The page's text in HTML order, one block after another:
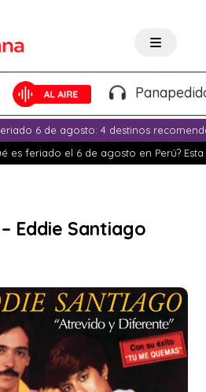
Panapedidos -
6 de agosto: 4 destinos
es feriado el 6 de agosto en Perú?
Eddie Santiago